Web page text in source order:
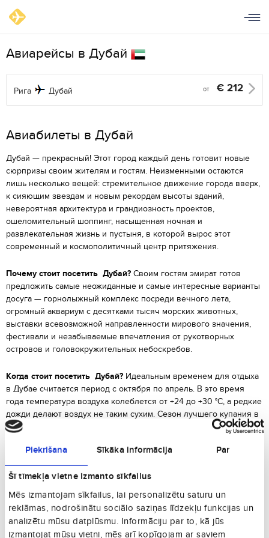
Piekrišana Sīkāka informācija Par
Šī tīmekļa vietne izmanto sīkfailus
Mēs izmantojam sīkfailus, lai personalizētu saturu un
reklāmas, nodrošinātu sociālo saziņas līdzekļu funkcijas un
analizētu mūsu datplūsmu. Informāciju par to, kā jūs
izmantojat mūsu vietni, mēs arī kopīgojam ar saviem
Авиарейсы в Дубай
Рига Дубай от € 212
Aвиабилеты в Дубай
Дубай — прекрасный! Этот город каждый день готовит новые
сюрпризы своим жителям и гостям. Неизменными остаются
лишь несколько вещей: стремительное движение города вверх,
к сияющим звездам и новым рекордам высоты зданий,
невероятная архитектура и грандиозность проектов,
ошеломительный шоппинг, насыщенная ночная и
развлекательная жизнь и пустыня, в которой вырос этот
современный и космополитичный центр притяжения.
Почему стоит посетить Дубай? Своим гостям эмират готов
предложить самые неожиданные и самые интересные варианты
досуга — горнолыжный комплекс посреди вечного лета,
огромный аквариум с десятками тысяч морских животных,
выставки всевозможной направленности мирового значения,
фестивали и незабываемые впечатления от рукотворных
островов и головокружительных небоскребов.
Когда стоит посетить Дубай? Идеальным временем для отдыха
в Дубае считается период с октября по апрель. В это время
года температура воздуха колеблется от +24 до +30 °C, а редкие
дожди делают воздух не таким сухим. Сезон лучшего купания в
море чуть короче: с декабря по апрель, когда температура воды
Что посмотреть в Дубае?
попавший сюда просто сходит с ума от красоты которая их
окружает. Вы непременно не пропустите через глаза
впечатляющую вышку Бурдж-Халифа и фонтаны Бурдж-Дубай.
Посетите комплекс Palm Jebel Ali где насладитесь красотой
искусственных островов, проведите там день и забудете все